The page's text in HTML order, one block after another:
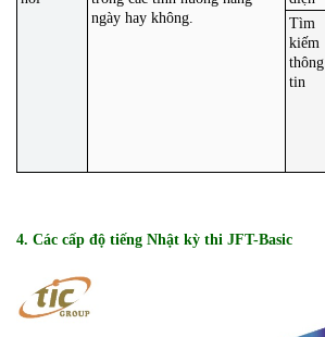
ngày hay không.
Tìm
kiếm
thông
tin
4. Các cấp độ tiếng Nhật kỳ thi JFT-Basic